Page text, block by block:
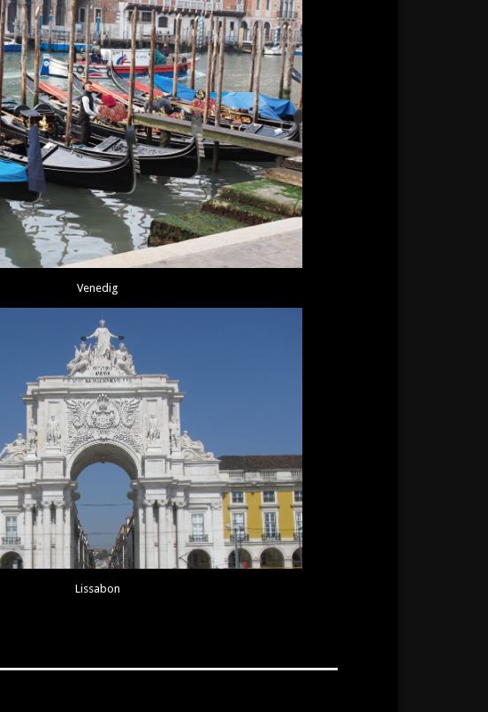
Venedig
Lissabon